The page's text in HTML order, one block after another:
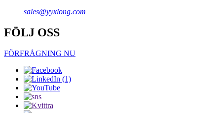
sales@yyxlong.com
FÖLJ OSS
FÖRFRÅGNING NU